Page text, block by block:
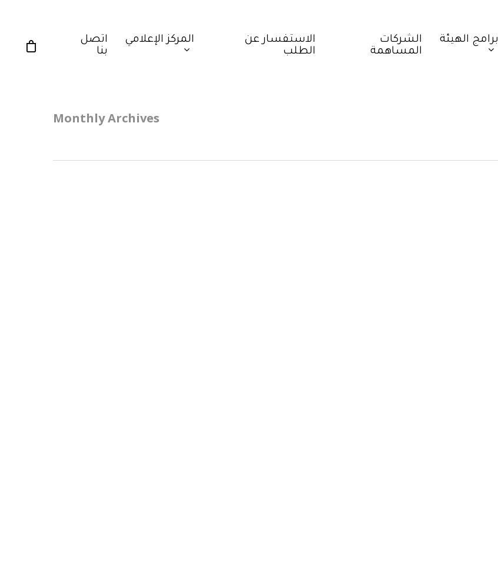
برامج الهيئة
الشركات
المساهمة
الاستفسار عن
الطلب
المركز الإعلامي
اتصل
بنا
Monthly Archives